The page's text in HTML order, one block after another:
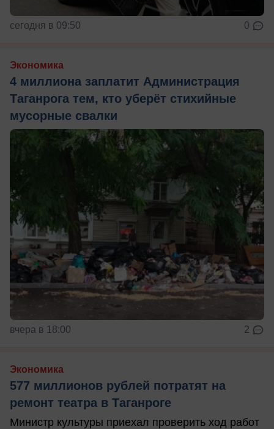
сегодня в 09:50 0
Экономика
4 миллиона заплатит Администрация
Таганрога тем, кто уберёт стихийные
мусорные свалки
вчера в 18:00 2
Экономика
577 миллионов рублей потратят на
ремонт театра в Таганроге
Министр культуры приехал проверить ход работ